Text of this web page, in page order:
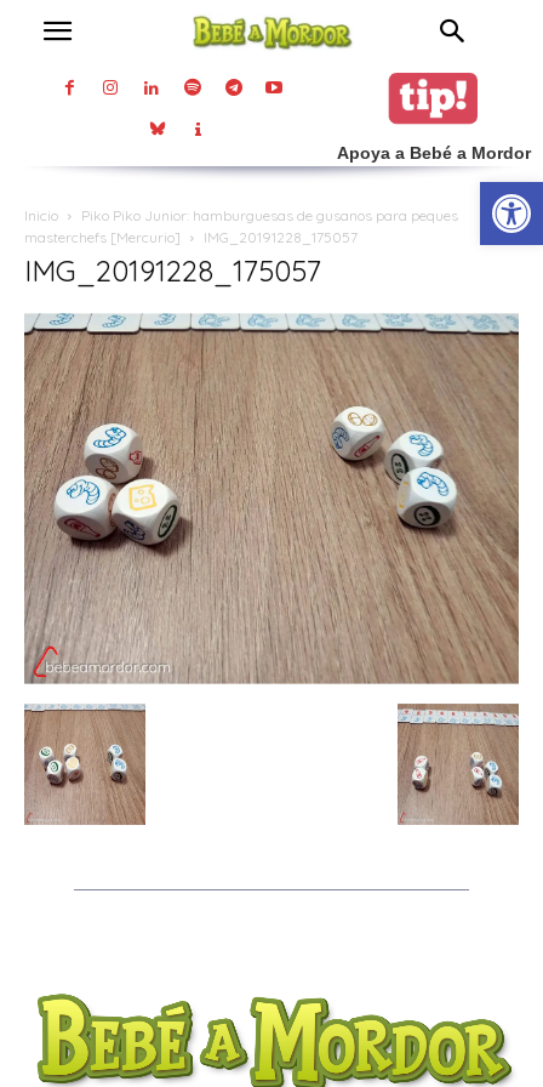
Apoya a Bebé a Mordor
Inicio
Piko Piko Junior: hamburguesas de gusanos para peques
masterchefs [Mercurio]
IMG_20191228_175057
IMG_20191228_175057